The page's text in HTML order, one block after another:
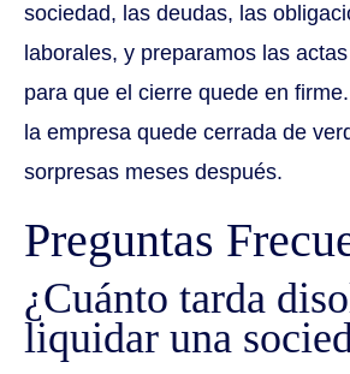
sociedad, las deudas, las
laborales, y preparamos las
para que el cierre quede en
la empresa quede cerrada de
sorpresas meses después.
Preguntas
¿Cuánto tarda
liquidar una